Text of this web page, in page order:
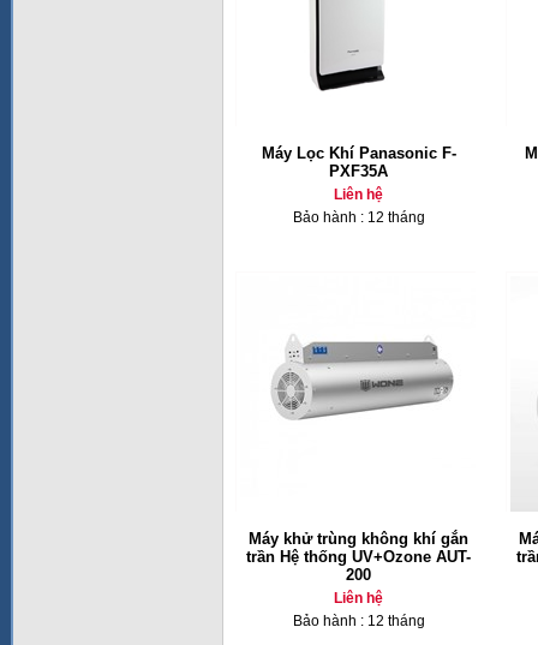
Máy Lọc Khí Panasonic F-
PXF35A
Liên hệ
Bảo hành : 12 tháng
Máy khử trùng không khí gắn
trần Hệ thống UV+Ozone AUT-
200
Liên hệ
Bảo hành : 12 tháng